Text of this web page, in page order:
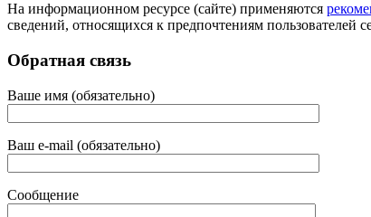
На информационном ресурсе (сайте) применяются
сведений, относящихся к предпочтениям пользователей
Обратная связь
Ваше имя (обязательно)
Ваш e-mail (обязательно)
Сообщение